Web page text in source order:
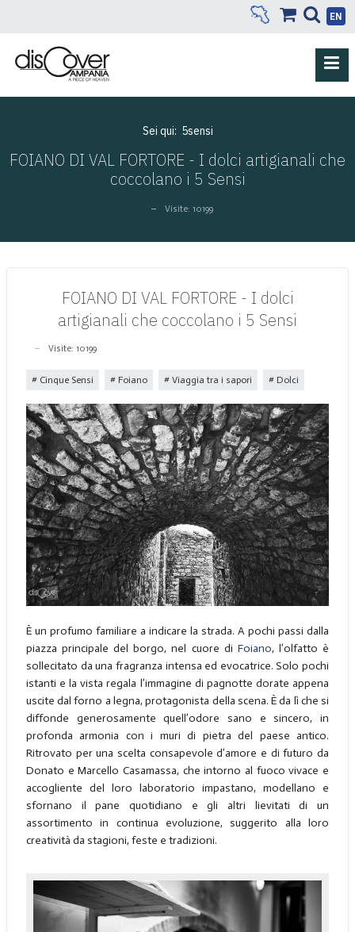
EN
Sei qui: 5sensi
FOIANO DI VAL FORTORE - I dolci artigianali che
coccolano i 5 Sensi
Visite: 10199
FOIANO DI VAL FORTORE - I dolci
artigianali che coccolano i 5 Sensi
Visite: 10199
Cinque Sensi Foiano Viaggia tra i sapori Dolci
È un profumo familiare a indicare la strada. A pochi passi dalla
piazza principale del borgo, nel cuore di Foiano, l’olfatto è
sollecitato da una fragranza intensa ed evocatrice. Solo pochi
istanti e la vista regala l’immagine di pagnotte dorate appena
uscite dal forno a legna, protagonista della scena. È da lì che si
diffonde generosamente quell’odore sano e sincero, in
profonda armonia con i muri di pietra del paese antico.
Ritrovato per una scelta consapevole d’amore e di futuro da
Donato e Marcello Casamassa, che intorno al fuoco vivace e
accogliente del loro laboratorio impastano, modellano e
sfornano il pane quotidiano e gli altri lievitati di un
assortimento in continua evoluzione, suggerito alla loro
creatività da stagioni, feste e tradizioni.